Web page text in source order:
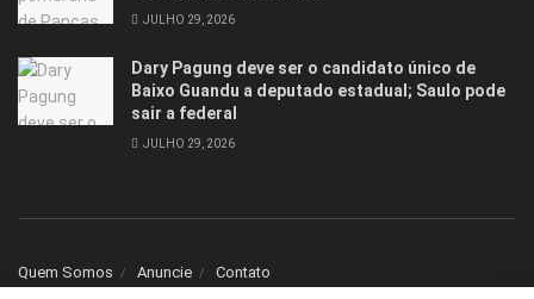
JULHO 29, 2026
Dary Pagung deve ser o candidato único de
Baixo Guandu a deputado estadual; Saulo pode
sair a federal
JULHO 29, 2026
Quem Somos Anuncie Contato